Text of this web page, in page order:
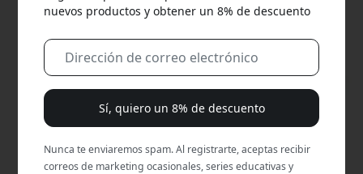
nuevos productos y obtener un 8% de descuento
Sí, quiero un 8% de descuento
Nunca te enviaremos spam. Al registrarte, aceptas recibir
correos de marketing ocasionales, series educativas y